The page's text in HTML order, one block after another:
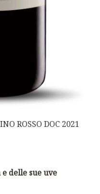
ROSSO DOC 2021
delle sue uve